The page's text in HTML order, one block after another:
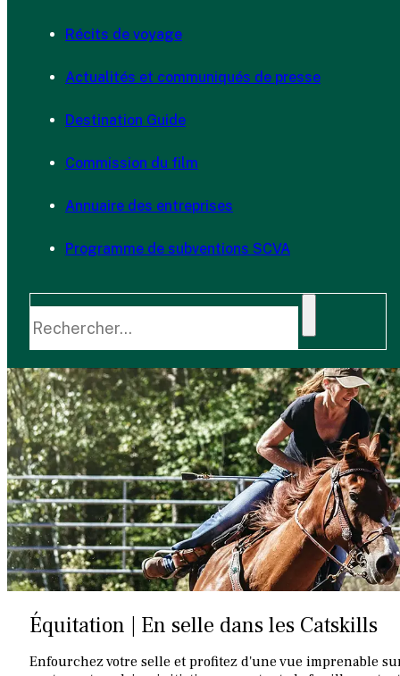
Récits de voyage
Actualités et communiqués de presse
Destination Guide
Commission du film
Annuaire des entreprises
Programme de subventions SCVA
Équitation | En selle dans les Catskills
Enfourchez votre selle et profitez d'une vue imprenable